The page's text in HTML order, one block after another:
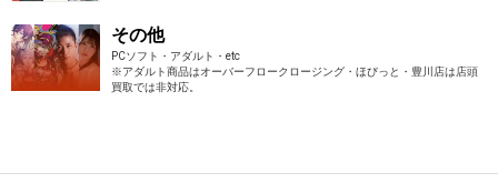
その他
PCソフト・アダルト・etc
※アダルト商品はオーバーフロークロージング・ほびっと・豊川店は店頭
買取では非対応。